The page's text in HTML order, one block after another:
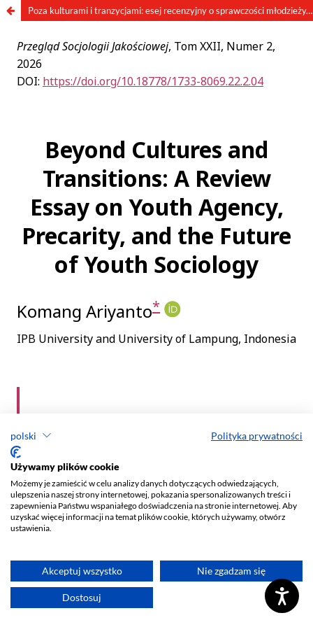
polski Polityka prywatności
Używamy plików cookie
Możemy je zamieścić w celu analizy danych dotyczących odwiedzających,
ulepszenia naszej strony internetowej, pokazania spersonalizowanych treści i
zapewnienia Państwu wspaniałego doświadczenia na stronie internetowej. Aby
uzyskać więcej informacji na temat plików cookie, których używamy, otwórz
ustawienia.
Akceptuj wszystko Nie zgadzam się
Dostosuj
Poza kulturami i tranzycjami: esej recenzyjny o sprawczości młodzieży, prekaryjności oraz przyszłości socjologii młodzieży